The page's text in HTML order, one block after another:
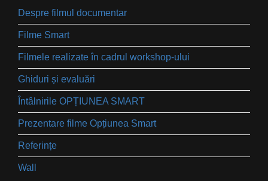
Despre filmul documentar
Filme Smart
Filmele realizate în cadrul workshop-ului
Ghiduri și evaluări
Întâlnirile OPȚIUNEA SMART
Prezentare filme Opțiunea Smart
Referințe
Wall